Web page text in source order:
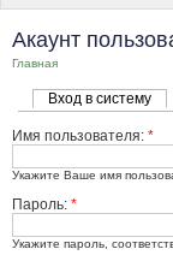
Информация
Размещение
Контакты
Личный
Акаунт
Главная
Вход в систему
Имя пользователя: *
Укажите Ваше имя
Пароль: *
Укажите пароль,